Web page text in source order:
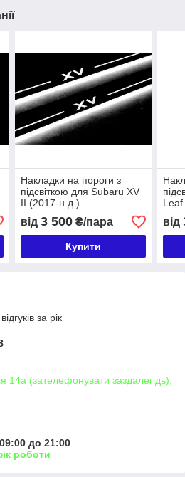
Накладки на пороги з
підсвіткою для Subaru XV
II (2017-н.д.)
від 3 500₴/пара
Купити
від
за рік
14а (зателефонувати заздалегідь),
до 21:00
роботи